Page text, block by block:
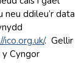
ddileu’r data
ico.org.uk/. Gellir
Cyngor